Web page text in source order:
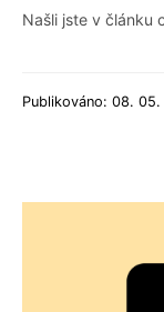
Našli jste v článku
Publikováno: 08.